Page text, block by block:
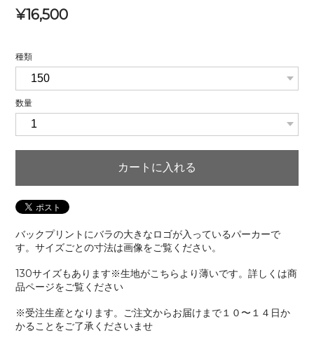
¥16,500
種類
数量
カートに入れる
バックプリントにバラの大きなロゴが入っているパーカーで
す。サイズごとの寸法は画像をご覧ください。
130サイズもあります※生地がこちらより薄いです。詳しくは商
品ページをご覧ください
※受注生産となります。ご注文からお届けまで１０〜１４日か
かることをご了承くださいませ